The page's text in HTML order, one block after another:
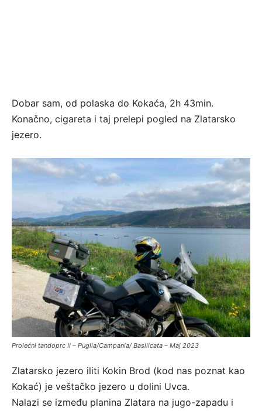
Dobar sam, od polaska do Kokaća, 2h 43min.
Konačno, cigareta i taj prelepi pogled na Zlatarsko
jezero.
Prolećni tandoprc II – Puglia/Campania/ Basilicata – Maj 2023
Zlatarsko jezero iliti Kokin Brod (kod nas poznat kao
Kokać) je veštačko jezero u dolini Uvca.
Nalazi se između planina Zlatara na jugo-zapadu i